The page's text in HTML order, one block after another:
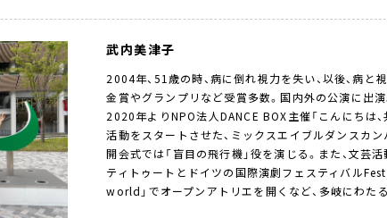
武内美津子
2004年、51歳の時、病に倒れ視力を失い、以後、病
金賞やグランプリなど受賞多数。国内外の公演に出演
2020年よりNPO法人DANCE BOX主催「こんにちは
活動をスタートさせた、ミックスエイブルダンスカ
開会式では「盲目の飛行機」役を演じる。また、文芸
ティトゥートとドイツの国際演劇フェスティバル
world」でオープンアトリエを開くなど、多岐にわた